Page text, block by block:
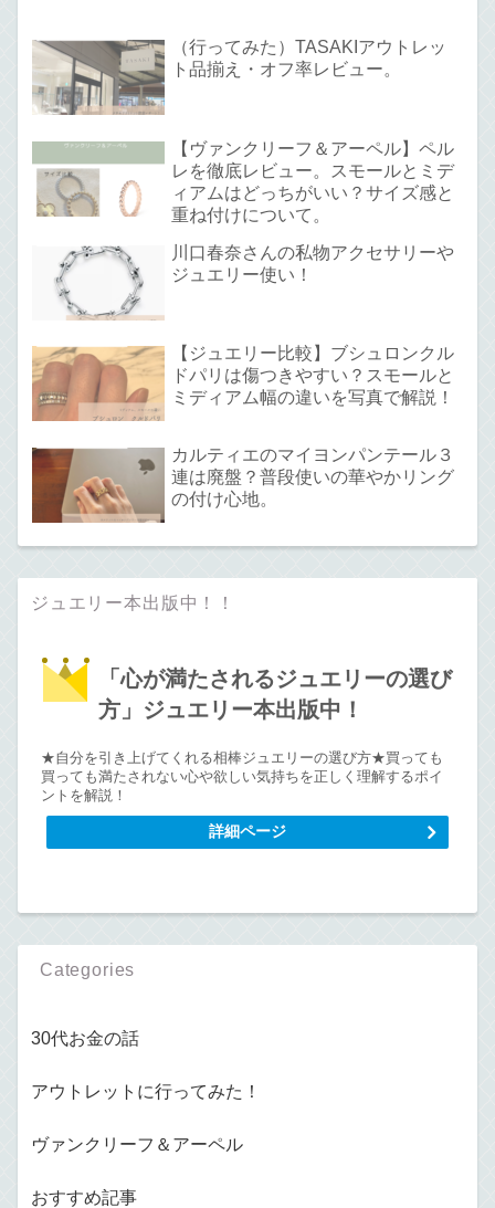
（行ってみた）TASAKIアウトレッ
ト品揃え・オフ率レビュー。
【ヴァンクリーフ＆アーペル】ペル
レを徹底レビュー。スモールとミデ
ィアムはどっちがいい？サイズ感と
重ね付けについて。
川口春奈さんの私物アクセサリーや
ジュエリー使い！
【ジュエリー比較】ブシュロンクル
ドパリは傷つきやすい？スモールと
ミディアム幅の違いを写真で解説！
カルティエのマイヨンパンテール３
連は廃盤？普段使いの華やかリング
の付け心地。
ジュエリー本出版中！！
「心が満たされるジュエリーの選び
方」ジュエリー本出版中！
★自分を引き上げてくれる相棒ジュエリーの選び方★買っても
買っても満たされない心や欲しい気持ちを正しく理解するポイ
ントを解説！
詳細ページ
Categories
30代お金の話
アウトレットに行ってみた！
ヴァンクリーフ＆アーペル
おすすめ記事